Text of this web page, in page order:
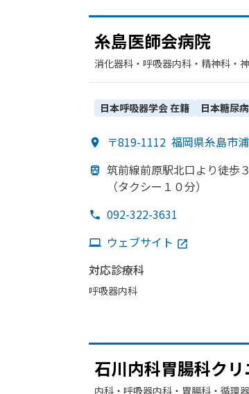
糸島医師会病院
消化器科・​呼吸器内科・​精神科・
日本呼吸器学会在籍 日本糖尿
〒819-1112 福岡県糸島市
筑前線前原駅北口より徒歩
（タクシー１０分）
092-322-3631
ウェブサイト
対応診療科
呼吸器内科
石川内科胃腸科クリ
内科・​呼吸器内科・​胃腸科・​循環